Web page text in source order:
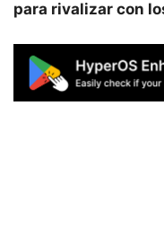
para rivalizar con